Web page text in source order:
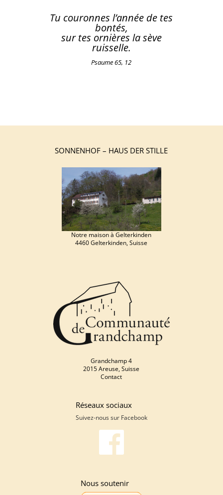
Tu couronnes l’année de tes
bontés,
sur tes ornières la sève
ruisselle.
Psaume 65, 12
SONNENHOF – HAUS DER STILLE
Notre maison à Gelterkinden
4460 Gelterkinden, Suisse
Grandchamp 4
2015 Areuse, Suisse
Contact
Réseaux sociaux
Suivez-nous sur Facebook
Nous soutenir